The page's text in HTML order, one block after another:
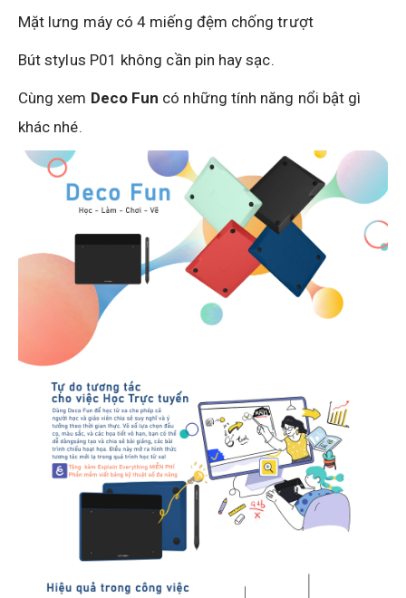
Mặt lưng máy có 4 miếng đệm chống trượt
Bút stylus P01 không cần pin hay sạc.
Cùng xem Deco Fun có những tính năng nổi bật gì
khác nhé.